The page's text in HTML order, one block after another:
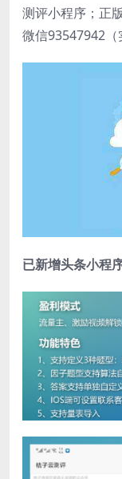
测评小程序；正版
微信93547942（
已新增头条小程